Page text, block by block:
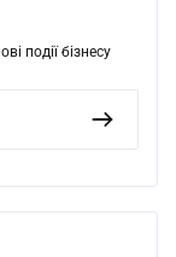
події бізнесу